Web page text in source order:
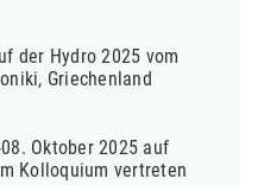
der Hydro 2025 vom
Griechenland
Oktober 2025 auf
Kolloquium vertreten